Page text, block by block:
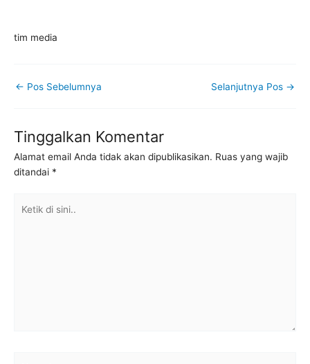
tim media
← Pos Sebelumnya Selanjutnya Pos →
Tinggalkan Komentar
Alamat email Anda tidak akan dipublikasikan. Ruas yang wajib
ditandai *